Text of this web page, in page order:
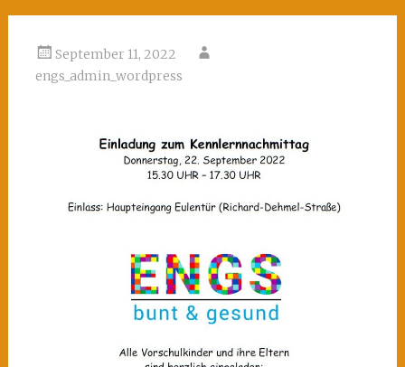
September 11, 2022
engs_admin_wordpress